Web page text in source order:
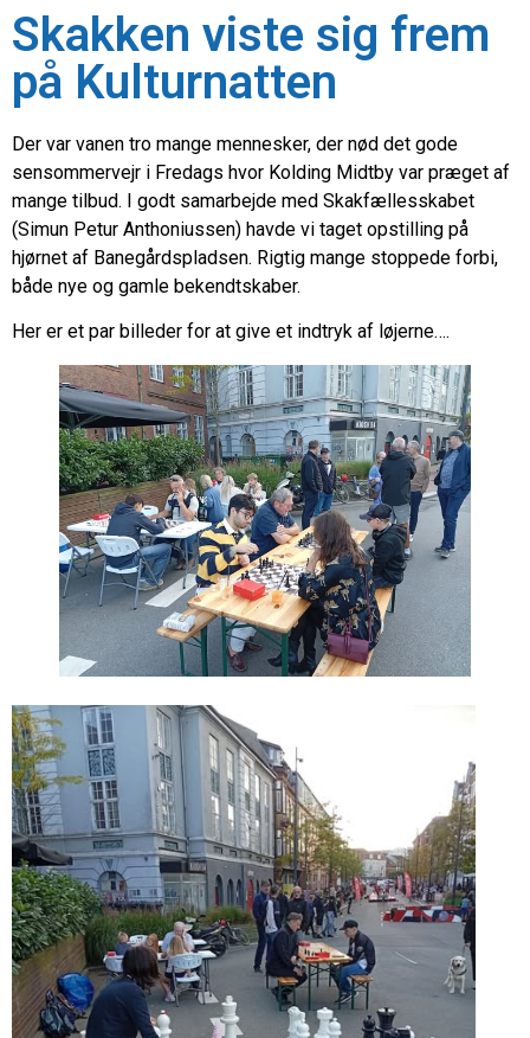
Skakken viste sig frem
på Kulturnatten
Der var vanen tro mange mennesker, der nød det gode
sensommervejr i Fredags hvor Kolding Midtby var præget af
mange tilbud. I godt samarbejde med Skakfællesskabet
(Simun Petur Anthoniussen) havde vi taget opstilling på
hjørnet af Banegårdspladsen. Rigtig mange stoppede forbi,
både nye og gamle bekendtskaber.
Her er et par billeder for at give et indtryk af løjerne….